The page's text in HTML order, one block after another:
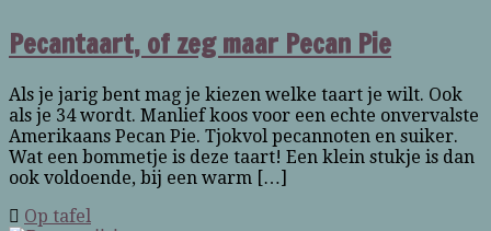
Pecantaart, of zeg maar Pecan Pie
Als je jarig bent mag je kiezen welke taart je wilt. Ook
als je 34 wordt. Manlief koos voor een echte onvervalste
Amerikaans Pecan Pie. Tjokvol pecannoten en suiker.
Wat een bommetje is deze taart! Een klein stukje is dan
ook voldoende, bij een warm […]
Op tafel